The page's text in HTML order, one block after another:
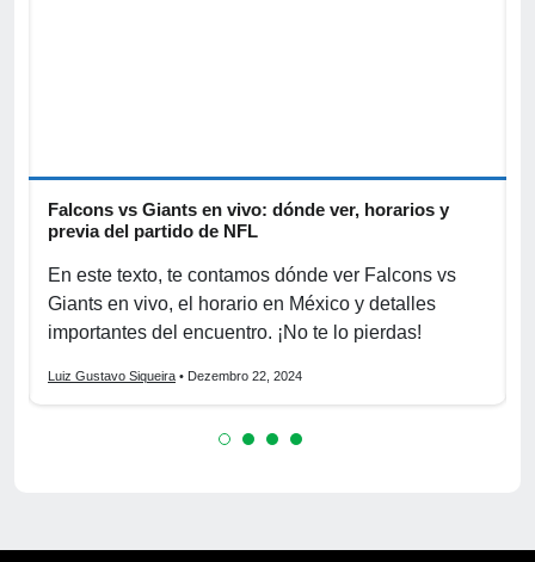
Falcons vs Giants en vivo: dónde ver, horarios y
previa del partido de NFL
En este texto, te contamos dónde ver Falcons vs
Giants en vivo, el horario en México y detalles
importantes del encuentro. ¡No te lo pierdas!
Luiz Gustavo Siqueira • Dezembro 22, 2024